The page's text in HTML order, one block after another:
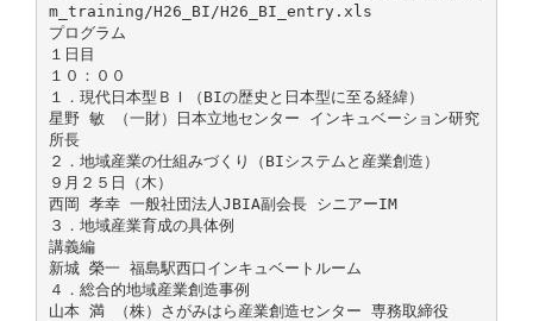
m_training/H26_BI/H26_BI_entry.xls
プログラム
１日目
１０：００
１．現代日本型ＢＩ（BIの歴史と日本型に至る経緯）
星野 敏 （一財）日本立地センター インキュベーション研究
所長
２．地域産業の仕組みづくり（BIシステムと産業創造）
９月２５日（木）
西岡 孝幸 一般社団法人JBIA副会長 シニアーIM
３．地域産業育成の具体例
講義編
新城 榮一 福島駅西口インキュベートルーム
４．総合的地域産業創造事例
山本 満 （株）さがみはら産業創造センター 専務取締役